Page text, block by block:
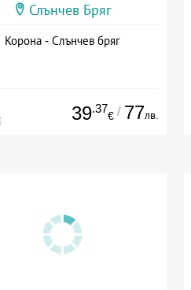
Слънчев Бряг
Корона - Слънчев бряг
39.37
€ / 77лв.